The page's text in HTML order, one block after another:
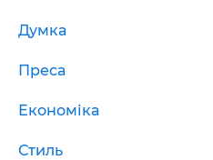
Думка
Преса
Економіка
Стиль